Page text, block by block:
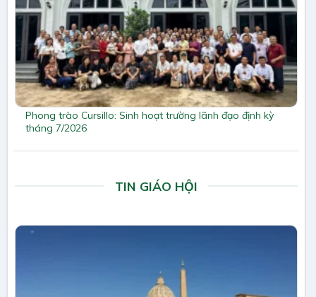
Phong trào Cursillo: Sinh hoạt trường lãnh đạo định kỳ
tháng 7/2026
TIN GIÁO HỘI